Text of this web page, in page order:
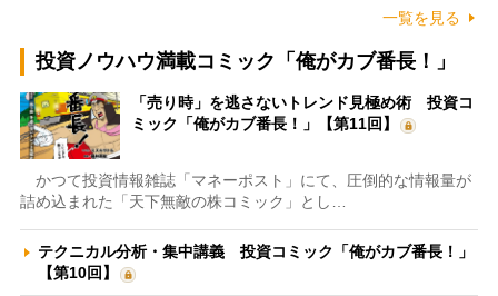
一覧を見る
投資ノウハウ満載コミック「俺がカブ番長！」
「売り時」を逃さないトレンド見極め術 投資コ
ミック「俺がカブ番長！」【第11回】
かつて投資情報雑誌「マネーポスト」にて、圧倒的な情報量が
詰め込まれた「天下無敵の株コミック」とし…
テクニカル分析・集中講義 投資コミック「俺がカブ番長！」
【第10回】